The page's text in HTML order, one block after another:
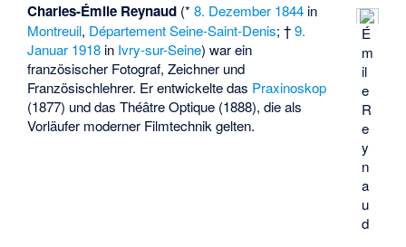
É
m
il
e
R
e
y
n
a
u
d
Charles-Émile Reynaud (*8. Dezember 1844 in
Montreuil, Département Seine-Saint-Denis; †9.
Januar 1918 in Ivry-sur-Seine) war ein
französischer Fotograf, Zeichner und
Französischlehrer. Er entwickelte das Praxinoskop
(1877) und dasThéâtre Optique (1888), die als
Vorläufer moderner Filmtechnik gelten.